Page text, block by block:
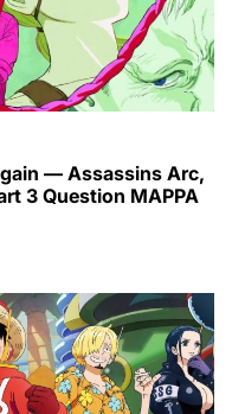
— Assassins Arc,
3 Question MAPPA